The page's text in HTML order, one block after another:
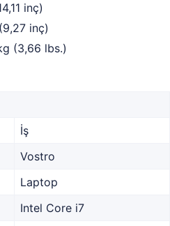
inç)
inç)
(3,66 lbs.)
İş
Vostro
Laptop
Intel Core i7